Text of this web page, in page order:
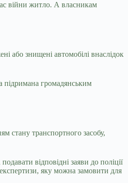
війни житло. А власникам
або знищені автомобілі внаслідок
підримана громадянським
стану транспортного засобу,
відповідні заяви до поліції
яку можна замовити для